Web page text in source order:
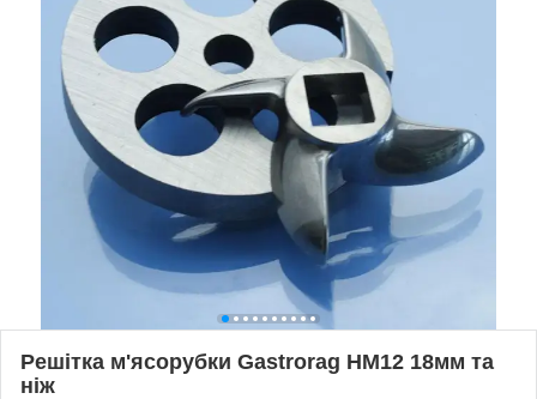
Решітка м'ясорубки Gastrorag HM12 18мм та
ніж